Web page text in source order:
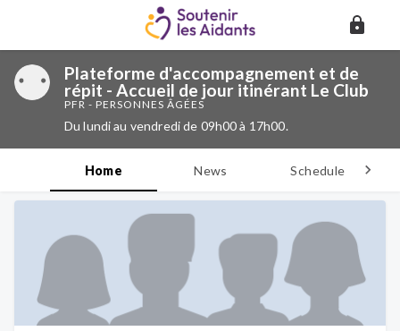
Plateforme d'accompagnement et de
répit - Accueil de jour itinérant Le Club
PFR - PERSONNES ÂGÉES
Du lundi au vendredi de 09h00 à 17h00.
Home News Schedule